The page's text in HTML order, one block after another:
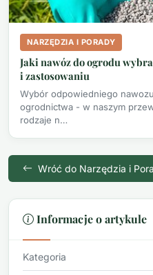
NARZĘDZIA I PORADY
Jaki nawóz do ogrodu
i zastosowaniu
Wybór odpowiedniego
ogrodnictwa - w naszym
rodzaje n…
Wróć do Narzędzia i
Informacje o artykule
Kategoria